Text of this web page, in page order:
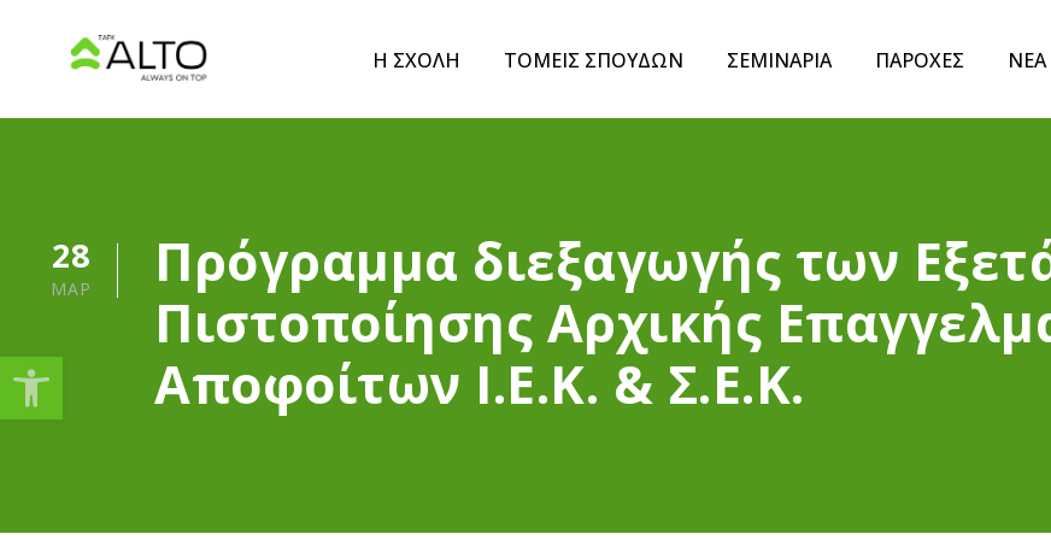
Η ΣΧΟΛΗ ΤΟΜΕΙΣ ΣΠΟΥΔΩΝ ΣΕΜΙΝΑΡΙΑ ΠΑΡΟΧΕΣ ΝΕΑ
28
ΜΑΡ
Πρόγραμμα διεξαγωγής των
Πιστοποίησης Αρχικής
Αποφοίτων Ι.Ε.Κ. & Σ.Ε.Κ.
Ανοίξτε τη γραμμή εργαλείων